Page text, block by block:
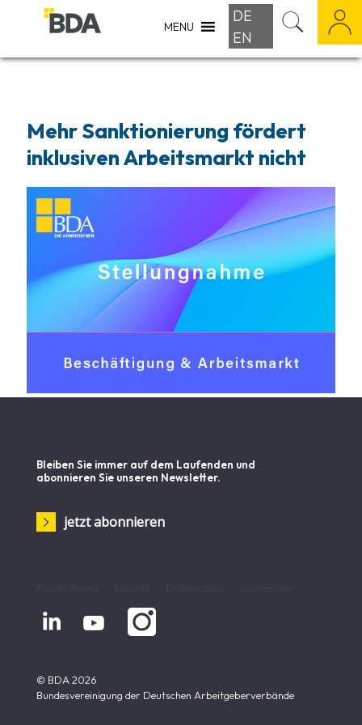
MENU
DE
EN
Mehr Sanktionierung fördert
inklusiven Arbeitsmarkt nicht
Bleiben Sie immer auf dem Laufenden und
abonnieren Sie unseren Newsletter.
jetzt abonnieren
 
© BDA 2026
Bundesvereinigung der Deutschen Arbeitgeberverbände